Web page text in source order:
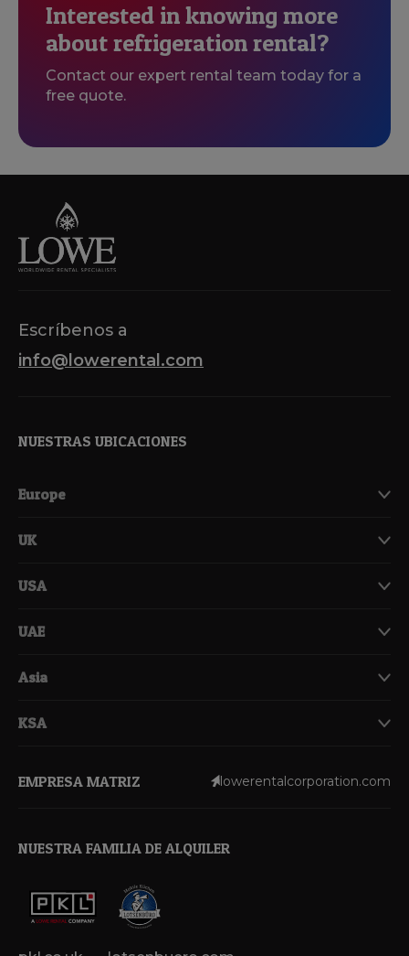
Interested in knowing more
about refrigeration rental?
Contact our expert rental team today for a
free quote.
Escríbenos a
info@lowerental.com
NUESTRAS UBICACIONES
Europe
UK
USA
UAE
Asia
KSA
EMPRESA MATRIZ lowerentalcorporation.com
NUESTRA FAMILIA DE ALQUILER